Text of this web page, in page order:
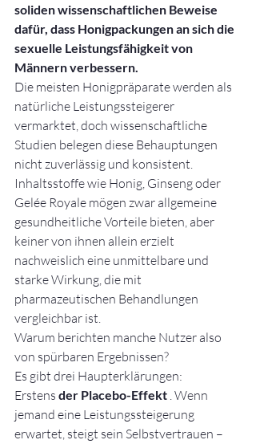
soliden wissenschaftlichen Beweise
dafür, dass Honigpackungen an sich die
sexuelle Leistungsfähigkeit von
Männern verbessern.
Die meisten Honigpräparate werden als
natürliche Leistungssteigerer
vermarktet, doch wissenschaftliche
Studien belegen diese Behauptungen
nicht zuverlässig und konsistent.
Inhaltsstoffe wie Honig, Ginseng oder
Gelée Royale mögen zwar allgemeine
gesundheitliche Vorteile bieten, aber
keiner von ihnen allein erzielt
nachweislich eine unmittelbare und
starke Wirkung, die mit
pharmazeutischen Behandlungen
vergleichbar ist.
Warum berichten manche Nutzer also
von spürbaren Ergebnissen?
Es gibt drei Haupterklärungen:
Erstens der Placebo-Effekt . Wenn
jemand eine Leistungssteigerung
erwartet, steigt sein Selbstvertrauen –